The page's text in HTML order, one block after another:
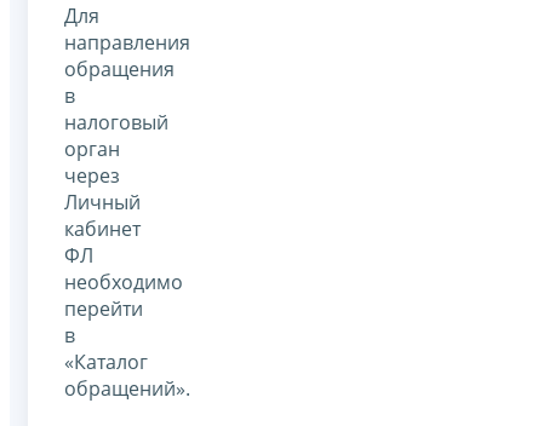
Для
направления
обращения
в
налоговый
орган
через
Личный
кабинет
ФЛ
необходимо
перейти
в
«Каталог
обращений».